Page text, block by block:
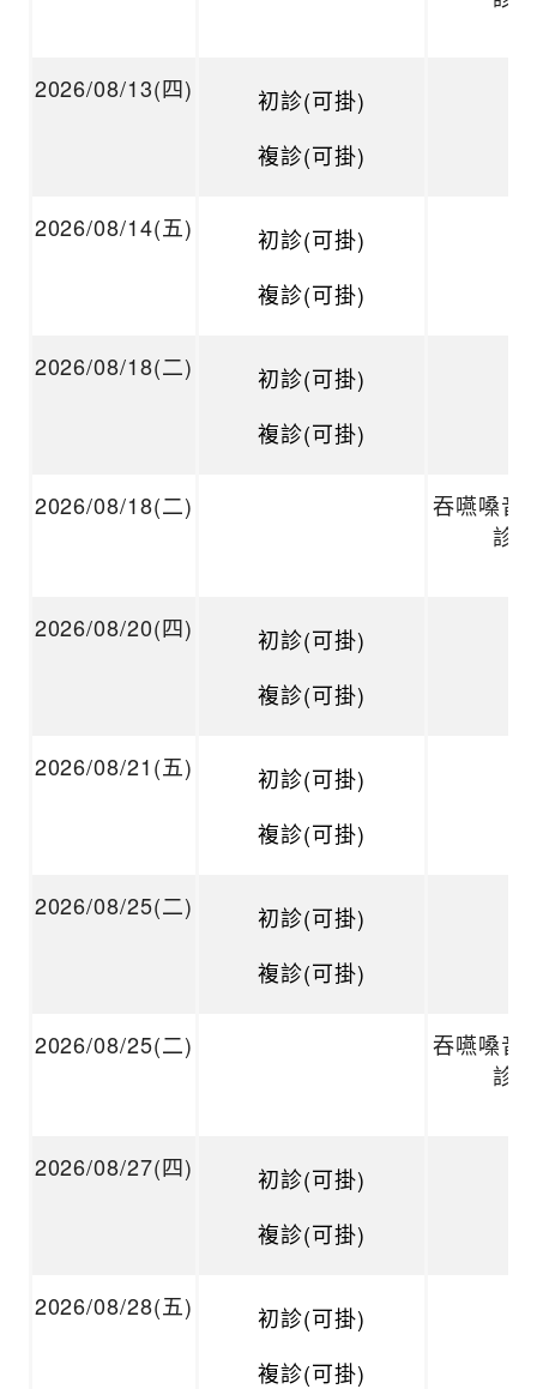
2026/08/13(四)
初診(可掛)
複診(可掛)
2026/08/14(五)
初診(可掛)
複診(可掛)
2026/08/18(二)
初診(可掛)
複診(可掛)
2026/08/18(二)
吞嚥嗓音
診
2026/08/20(四)
初診(可掛)
複診(可掛)
2026/08/21(五)
初診(可掛)
複診(可掛)
2026/08/25(二)
初診(可掛)
複診(可掛)
2026/08/25(二)
吞嚥嗓音
診
2026/08/27(四)
初診(可掛)
複診(可掛)
2026/08/28(五)
初診(可掛)
複診(可掛)